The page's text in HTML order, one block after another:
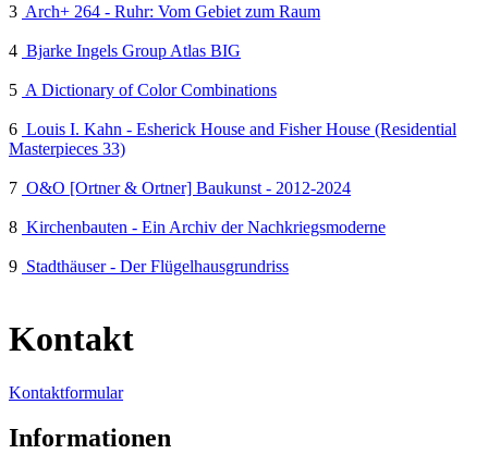
3 Arch+ 264 - Ruhr: Vom Gebiet zum Raum
4 Bjarke Ingels Group Atlas BIG
5 A Dictionary of Color Combinations
6 Louis I. Kahn - Esherick House and Fisher House (Residential
Masterpieces 33)
7 O&O [Ortner & Ortner] Baukunst - 2012-2024
8 Kirchenbauten - Ein Archiv der Nachkriegsmoderne
9 Stadthäuser - Der Flügelhausgrundriss
Kontakt
Kontaktformular
Informationen